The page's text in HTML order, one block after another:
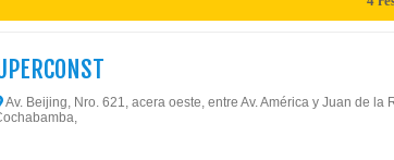
Av. Beijing, Nro. 621, acera oeste, entre Av. América y Juan de la